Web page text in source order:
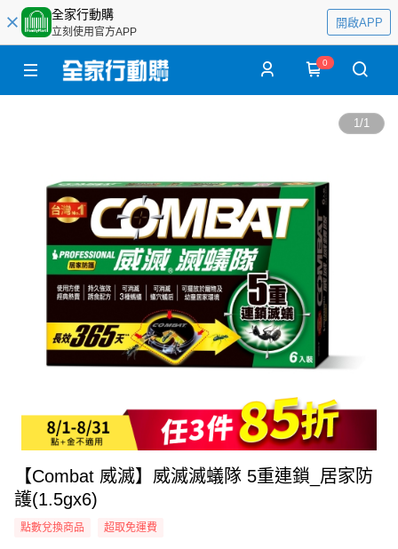
全家行動購
立刻使用官方APP
開啟APP
0
1/1
【Combat 威滅】威滅滅蟻隊 5重連鎖_居家防
護(1.5gx6)
點數兌換商品 超取免運費